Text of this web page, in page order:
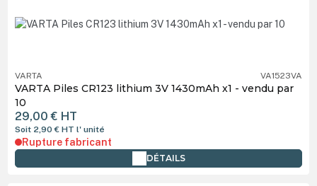
VARTA VA1523VA
VARTA Piles CR123 lithium 3V 1430mAh x1 - vendu par
10
29,00 € HT
Soit 2,90 €HTl' unité
Rupture fabricant
DÉTAILS